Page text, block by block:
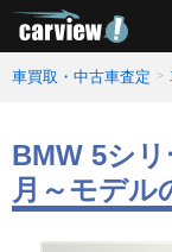
車買取・中古車査定
BMW 5シ
月～モデル